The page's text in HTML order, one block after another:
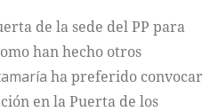
de la sede del PP para
han hecho otros
ha preferido convocar
en la Puerta de los